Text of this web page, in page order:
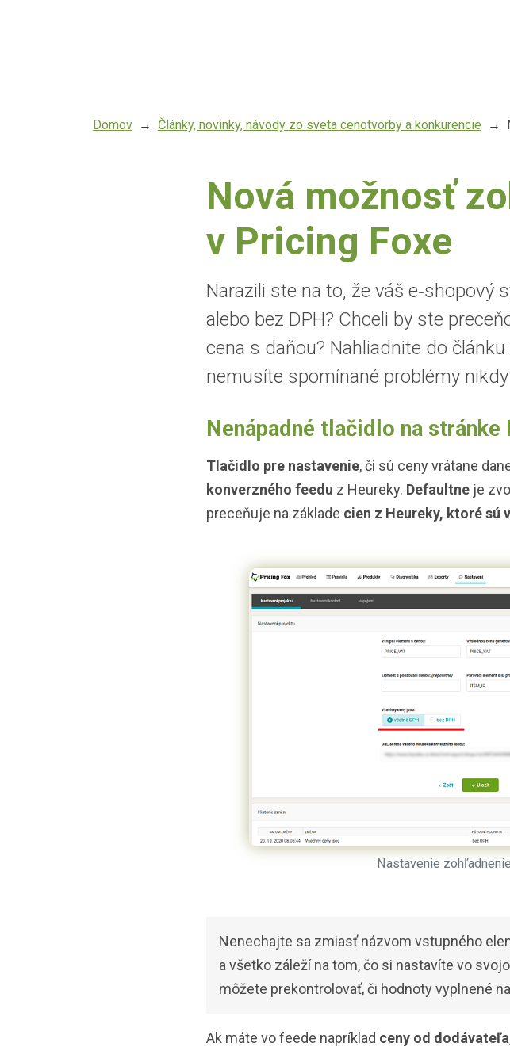
Domov Články, novinky, návody zo sveta cenotvorby a konkurencie
Nová možnosť
v Pricing Foxe
Narazili ste na to, že váš e‑shopový
alebo bez DPH? Chceli by ste
cena s daňou? Nahliadnite do
nemusíte spomínané problémy
Nenápadné tlačidlo na stránke
Tlačidlo pre nastavenie, či sú ceny vrátane
konverzného feedu z Heureky. Defaultneje
preceňuje na základe cien z Heureky, ktoré sú
Nastavenie
Nenechajte sa zmiasť názvom vstupného
a všetko záleží na tom, čo si nastavíte vo
môžete prekontrolovať, či hodnoty vyplnené
Ak máte vo feede napríklad ceny od dodávateľa